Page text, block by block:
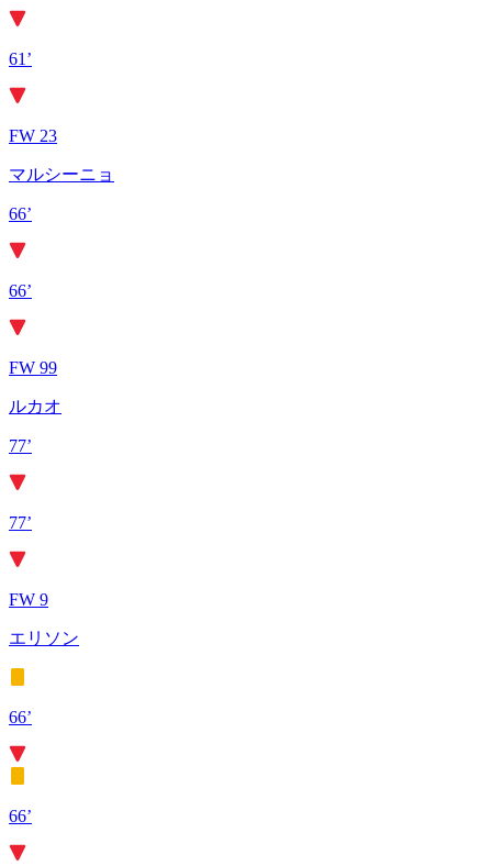
61’
FW 23
マルシーニョ
66’
66’
FW 99
ルカオ
77’
77’
FW 9
エリソン
66’
66’